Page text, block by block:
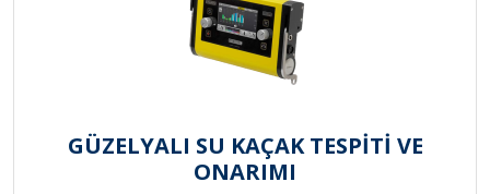
GÜZELYALI SU KAÇAK TESPİTİ VE
ONARIMI